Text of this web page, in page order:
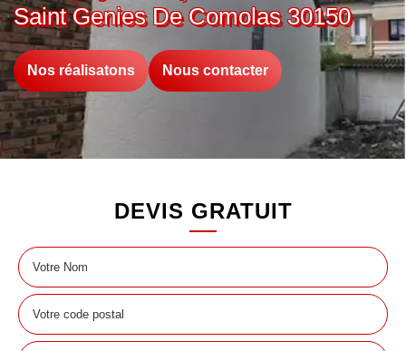
Saint Genies De Comolas 30150
Nos réalisatons Nous contacter
DEVIS GRATUIT